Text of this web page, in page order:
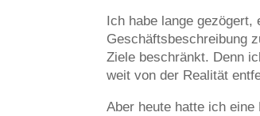
Ich habe lange
Geschäftsbeschreibung
Ziele beschränkt. Denn
weit von der Realität
Aber heute hatte ich